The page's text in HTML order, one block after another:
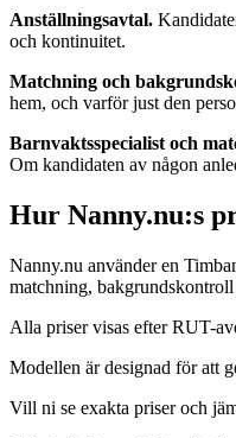
Anställningsavtal.
och kontinuitet.
Matchning och
hem, och varför just den
Barnvaktsspecialist och
Om kandidaten av någon
Hur Nanny.nu:s
Nanny.nu använder en
matchning,
Alla priser visas efter RUT-
Modellen är designad för att
Vill ni se exakta priser och